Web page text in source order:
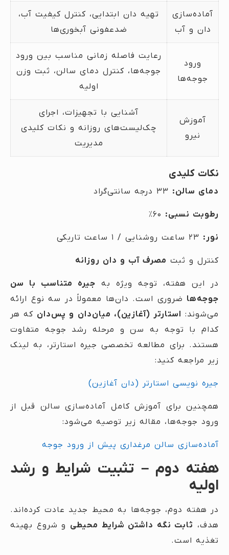
آماده‌سازی
دان و آب
تهیه دان ابتدایی، کنترل کیفیت آب،
ضدعفونی آبخوری‌ها
ورود
جوجه‌ها
رعایت فاصله زمانی مناسب بین ورود
جوجه‌ها، کنترل دمای سالن، ثبت وزن
اولیه
آموزش
نیرو
آشنایی با تجهیزات، اجرای
چک‌لیست‌های روزانه و نکات کلیدی
مدیریت
نکات کلیدی
دمای سالن:
رطوبت نسبی:
نور:
کنترل و ثبت مصرف آب و دان روزانه
در این هفته، توجه ویژه به جیره متناسب با سن
جوجه‌ها ضروری است. دان‌ها معمولاً در سه نوع ارائه
می‌شوند: استارتر (آغازین)، میان‌دان و پس‌دان که هر
کدام با توجه به سن و مرحله رشد جوجه متفاوت
هستند. برای مطالعه تخصصی جیره استارتر، به لینک
زیر مراجعه کنید:
جیره نویسی استارتر (دان آغازین)
همچنین برای آموزش کامل آماده‌سازی سالن قبل از
ورود جوجه‌ها، مقاله زیر توصیه می‌شود:
آماده‌سازی سالن مرغداری پیش از ورود جوجه
هفته دوم – تثبیت شرایط و رشد
اولیه
در هفته دوم، جوجه‌ها به محیط جدید عادت کرده‌اند.
هدف، ثابت نگه داشتن شرایط محیطی و شروع بهینه
تغذیه است.